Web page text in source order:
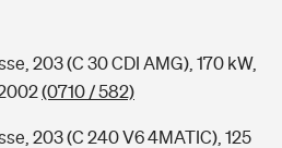
203 (C 30 CDI AMG), 170 kW,
(0710 / 582)
203 (C 240 V6 4MATIC), 125